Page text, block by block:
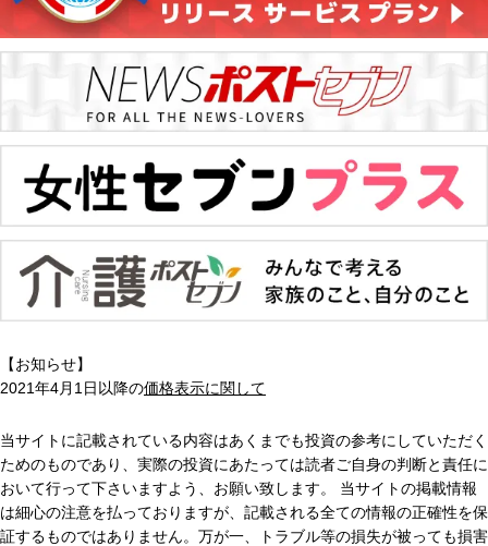
【お知らせ】
2021年4月1日以降の価格表示に関して
当サイトに記載されている内容はあくまでも投資の参考にしていただく
ためのものであり、実際の投資にあたっては読者ご自身の判断と責任に
おいて行って下さいますよう、お願い致します。 当サイトの掲載情報
は細心の注意を払っておりますが、記載される全ての情報の正確性を保
証するものではありません。万が一、トラブル等の損失が被っても損害